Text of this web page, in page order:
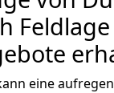
eine